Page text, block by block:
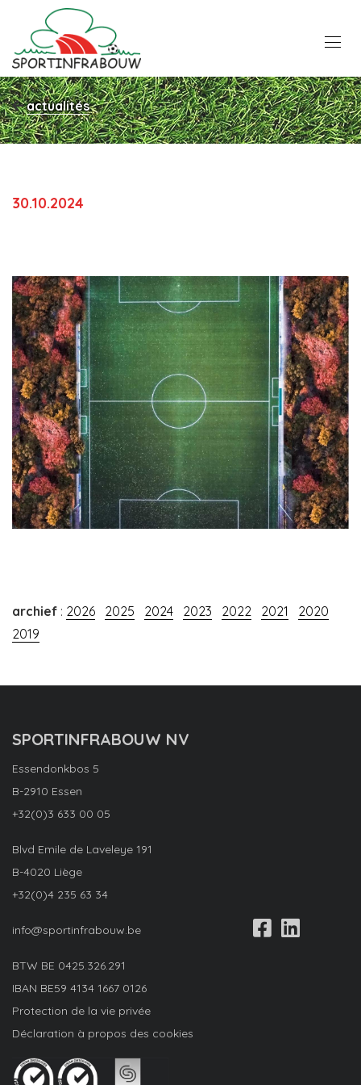
actualités
30.10.2024
archief : 2026 2025 2024 2023 2022 2021
2020
2019
SPORTINFRABOUW NV
Essendonkbos 5
B-2910 Essen
+32(0)3 633 00 05
Blvd Emile de Laveleye 191
B-4020 Liège
+32(0)4 235 63 34
info@sportinfrabouw.be
BTW BE 0425.326.291
IBAN BE59 4134 1667 0126
Protection de la vie privée
Déclaration à propos des cookies